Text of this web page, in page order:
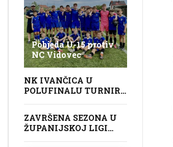
Pobjeda U-15 protiv
NC Vidovec
NK IVANČICA U
POLUFINALU TURNIRA
ZAVRŠENA SEZONA U
ŽUPANIJSKOJ LIGI